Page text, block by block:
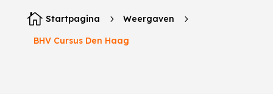
 Startpagina 5 Weergaven
5
BHV Cursus Den Haag